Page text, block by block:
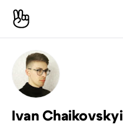
Ivan Chaikovskyi